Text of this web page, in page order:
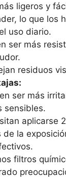
ligeros y
lo que los
uso diario.
ser más
residuos
ser más
sensibles.
aplicarse
de la
filtros